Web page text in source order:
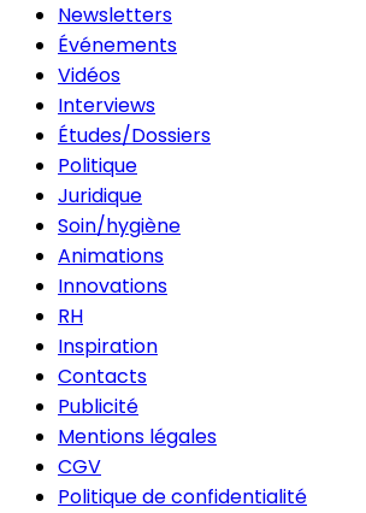
Newsletters
Événements
Vidéos
Interviews
Études/Dossiers
Politique
Juridique
Soin/hygiène
Animations
Innovations
RH
Inspiration
Contacts
Publicité
Mentions légales
CGV
Politique de confidentialité